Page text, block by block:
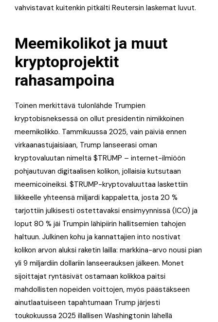
vahvistavat kuitenkin pitkälti Reutersin laskemat luvut.
Meemikolikot ja muut
kryptoprojektit
rahasampoina
Toinen merkittävä tulonlähde Trumpien
kryptobisneksessä on ollut presidentin nimikkoinen
meemikolikko. Tammikuussa 2025, vain päiviä ennen
virkaanastujaisiaan, Trump lanseerasi oman
kryptovaluutan nimeltä $TRUMP – internet-ilmiöön
pohjautuvan digitaalisen kolikon, jollaisia kutsutaan
meemicoineiksi. $TRUMP-kryptovaluuttaa laskettiin
liikkeelle yhteensä miljardi kappaletta, josta 20 %
tarjottiin julkisesti ostettavaksi ensimyynnissä (ICO) ja
loput 80 % jäi Trumpin lähipiirin hallitsemien tahojen
haltuun. Julkinen kohu ja kannattajien into nostivat
kolikon arvon aluksi raketin lailla: markkina-arvo nousi pian
yli 9 miljardiin dollariin lanseerauksen jälkeen. Monet
sijoittajat ryntäsivät ostamaan kolikkoa paitsi
mahdollisten nopeiden voittojen, myös päästäkseen
ainutlaatuiseen tapahtumaan Trump järjesti
toukokuussa 2025 illallisen Washingtonin lähellä